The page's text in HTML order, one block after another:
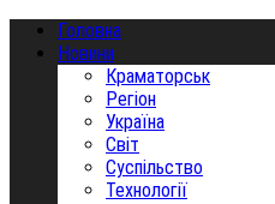
Головна
Новини
Краматорськ
Регіон
Україна
Світ
Суспільство
Технології